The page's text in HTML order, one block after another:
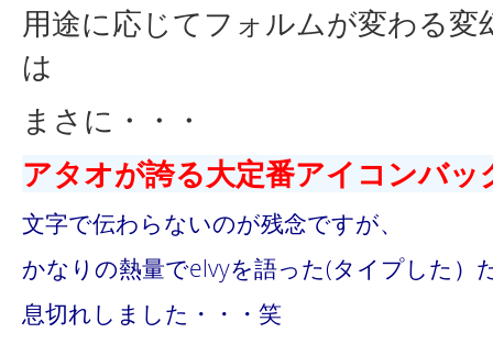
用途に応じてフォルムが変わる変
は
まさに・・・
アタオが誇る大定番アイコンバッ
文字で伝わらないのが残念ですが、
かなりの熱量でelvyを語った(タイプした）
息切れしました・・・笑